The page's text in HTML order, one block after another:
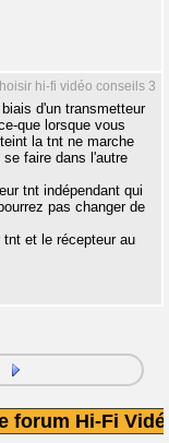
hi-fi vidéo conseils 3
d'un transmetteur
que lorsque vous
la tnt ne marche
faire dans l'autre
tnt indépendant qui
pas changer de
tnt et le récepteur au
forum Hi-Fi